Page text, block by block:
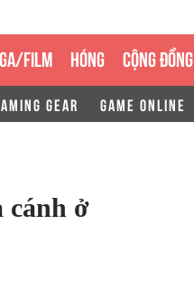
FILM HÓNG CỘNG ĐỒNG
GEAR GAME ONLINE
cánh ở